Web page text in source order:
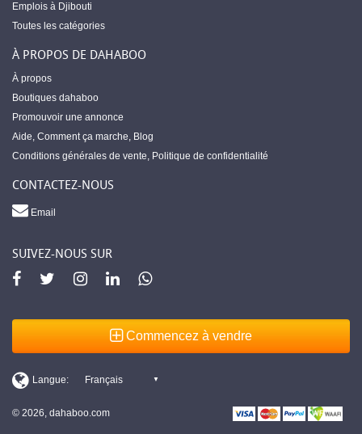
Emplois à Djibouti
Toutes les catégories
À PROPOS DE DAHABOO
À propos
Boutiques dahaboo
Promouvoir une annonce
Aide, Comment ça marche, Blog
Conditions générales de vente, Politique de confidentialité
CONTACTEZ-NOUS
Email
SUIVEZ-NOUS SUR
Commencez à vendre
© 2026, dahaboo.com